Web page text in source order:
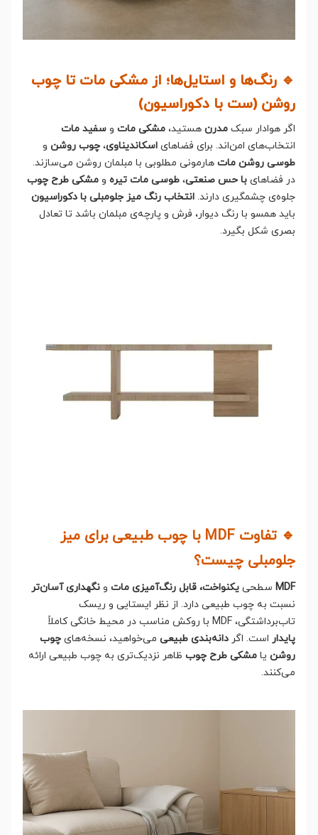
🔹 رنگ‌ها و استایل‌ها؛ از مشکی مات تا چوب
روشن (ست با دکوراسیون)
اگر هوادار سبک مدرن هستید، مشکی مات و سفید مات
انتخاب‌های امن‌اند. برای فضاهای اسکاندیناوی، چوب روشن و
طوسی روشن مات هارمونی مطلوبی با مبلمان روشن می‌سازند.
در فضاهای با حس صنعتی، طوسی مات تیره و مشکی طرح چوب
جلوه‌ی چشمگیری دارند. انتخاب رنگ میز جلومبلی با دکوراسیون
باید همسو با رنگ دیوار، فرش و پارچه‌ی مبلمان باشد تا تعادل
بصری شکل بگیرد.
🔹 تفاوت MDF با چوب طبیعی برای میز
جلومبلی چیست؟
MDF سطحی یکنواخت، قابل رنگ‌آمیزی مات و نگهداری آسان‌تر
نسبت به چوب طبیعی دارد. از نظر ایستایی و ریسک
تاب‌برداشتگی، MDF با روکش مناسب در محیط خانگی کاملاً
پایدار است. اگر دانه‌بندی طبیعی می‌خواهید، نسخه‌های چوب
روشن یا مشکی طرح چوب ظاهر نزدیک‌تری به چوب طبیعی ارائه
می‌کنند.